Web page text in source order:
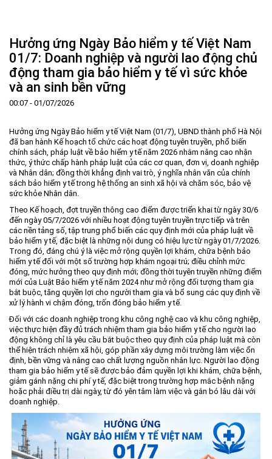
Lịch sử hình thành và phát triển
Tầm nhìn - Sứ mệnh
Lãnh đạo Ban Quản lý
Chức năng, nhiệm vụ
Tin tức - sự kiện ▼
Ban Quản lý Khu
Chính sách mới
Hợp tác quốc tế
Đào tạo và Nghiên cứu
Cách mạng công nghiệp lần thứ 4
Quy hoạch
Quy hoạch tổng thể
Ưu thế
Cơ sở hạ tầng
Cơ chế ưu đãi đầu tư
Cơ chế Một cửa
Nguồn nhân lực
Hướng dẫn đầu tư ▼
Trình tự, thủ tục đầu tư
Tiêu chí đầu tư
Lĩnh vực đầu tư
Quản lý và vận hành dự án đầu tư
Văn bản pháp luật ▼
Các thủ tục hành chính
Doanh nghiệp
Đất đai
Đầu tư
Khu CNC Hòa Lạc
Lao động
Môi trường
Quy hoạch - Xây dựng
Ưu đãi đầu tư
Công nghệ và Sản phẩm
Văn bản khác
Thông báo ▼
Thông báo chung
Tuyển dụng
Công khai ngân sách
Dữ liệu mở
FAQs
Liên hệ - Liên kết ▼
Liên kết
Liên hệ
Hưởng ứng Ngày Bảo hiểm y tế Việt Nam
01/7: Doanh nghiệp và người lao động chủ
động tham gia bảo hiểm y tế vì sức khỏe
và an sinh bền vững
00:07 - 01/07/2026
Hưởng ứng Ngày Bảo hiểm y tế Việt Nam (01/7), UBND thành phố Hà Nội
đã ban hành Kế hoạch tổ chức các hoạt động tuyên truyền, phổ biến
chính sách, pháp luật về bảo hiểm y tế năm 2026 nhằm nâng cao nhận
thức, ý thức chấp hành pháp luật của các cơ quan, đơn vị, doanh nghiệp
và Nhân dân; đồng thời khẳng định vai trò, ý nghĩa nhân văn của chính
sách bảo hiểm y tế trong hệ thống an sinh xã hội và chăm sóc, bảo vệ
sức khỏe Nhân dân.
Theo Kế hoạch, đợt truyền thông cao điểm được triển khai từ ngày 30/6
đến ngày 05/7/2026 với nhiều hoạt động tuyên truyền trực tiếp và trên
các nền tảng số, tập trung phổ biến các quy định mới của pháp luật về
bảo hiểm y tế, đặc biệt là những nội dung có hiệu lực từ ngày 01/7/2026.
Trong đó, đáng chú ý là việc mở rộng quyền lợi khám, chữa bệnh bảo
hiểm y tế đối với một số trường hợp khám ngoại trú; điều chỉnh mức
đóng, mức hưởng theo quy định mới; đồng thời tuyên truyền những điểm
mới của Luật Bảo hiểm y tế năm 2024 như mở rộng đối tượng tham gia
bắt buộc, tăng quyền lợi cho người tham gia và bổ sung các quy định về
xử lý hành vi chậm đóng, trốn đóng bảo hiểm y tế.
Đối với các doanh nghiệp trong khu công nghệ cao và khu công nghiệp,
việc thực hiện đầy đủ trách nhiệm tham gia bảo hiểm y tế cho người lao
động không chỉ là yêu cầu bắt buộc theo quy định của pháp luật mà còn
thể hiện trách nhiệm xã hội, góp phần xây dựng môi trường làm việc ổn
định, bền vững và nâng cao chất lượng nguồn nhân lực. Người lao động
tham gia bảo hiểm y tế sẽ được bảo đảm quyền lợi khi khám, chữa bệnh,
giảm gánh nặng chi phí y tế, đặc biệt trong trường hợp mắc bệnh nặng
hoặc phải điều trị dài ngày, từ đó yên tâm làm việc và gắn bó lâu dài với
doanh nghiệp.